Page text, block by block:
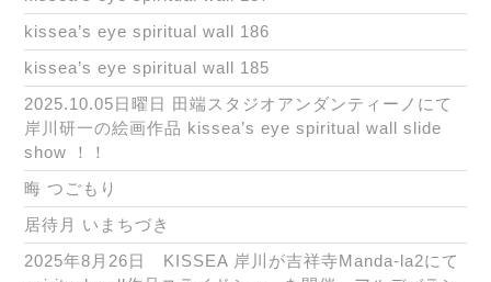
kissea’s eye spiritual wall 186
kissea’s eye spiritual wall 185
2025.10.05日曜日 田端スタジオアンダンティーノにて
岸川研一の絵画作品 kissea’s eye spiritual wall slide
show ！！
晦 つごもり
居待月 いまちづき
2025年8月26日 KISSEA 岸川が吉祥寺Manda-la2にて